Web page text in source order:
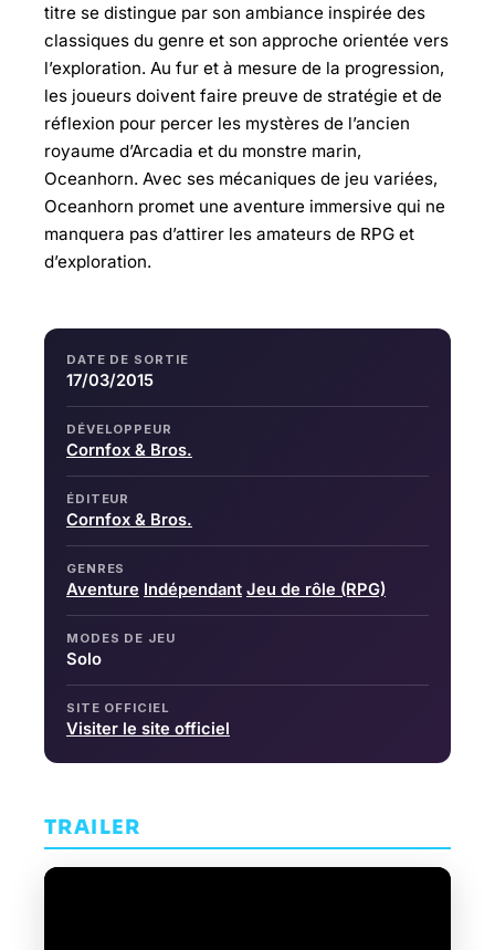
titre se distingue par son ambiance inspirée des
classiques du genre et son approche orientée vers
l’exploration. Au fur et à mesure de la progression,
les joueurs doivent faire preuve de stratégie et de
réflexion pour percer les mystères de l’ancien
royaume d’Arcadia et du monstre marin,
Oceanhorn. Avec ses mécaniques de jeu variées,
Oceanhorn promet une aventure immersive qui ne
manquera pas d’attirer les amateurs de RPG et
d’exploration.
DATE DE SORTIE
17/03/2015
DÉVELOPPEUR
Cornfox & Bros.
ÉDITEUR
Cornfox & Bros.
GENRES
Aventure Indépendant Jeu de rôle (RPG)
MODES DE JEU
Solo
SITE OFFICIEL
Visiter le site officiel
TRAILER